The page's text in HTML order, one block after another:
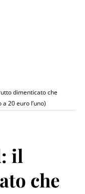
dimenticato che
20 euro l’uno)
il
che